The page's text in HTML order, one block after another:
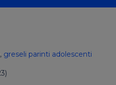
, greseli parinti adolescenti